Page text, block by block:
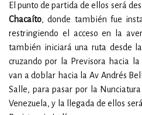
El punto de partida de ellos será
Chacaíto, donde también fue
restringiendo el acceso en la
también iniciará una ruta desde la
cruzando por la Previsora hacia la
van a doblar hacia la Av Andrés
Salle, para pasar por la
Venezuela, y la llegada de ellos